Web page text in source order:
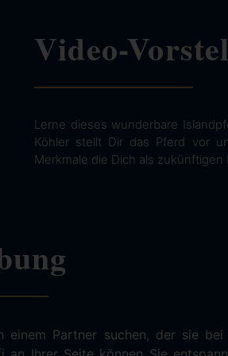
Video-
Lerne dieses wunderbare
Köhler stellt Dir das Pferd vor
Merkmale die Dich als